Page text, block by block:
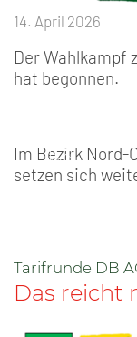
14. April 2026
Der Wahlkampf
hat begonnen.
Im Bezirk Nord-
setzen sich
Tarifrunde DB
Das reicht